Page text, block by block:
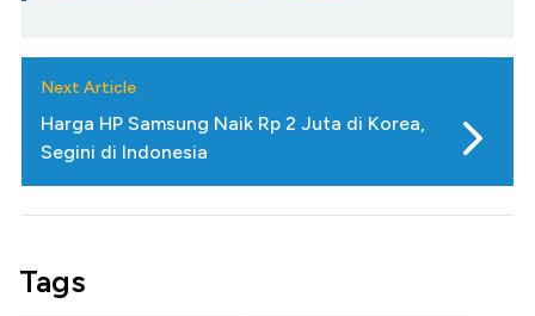
Next Article
Harga HP Samsung Naik Rp 2 Juta di Korea,
Segini di Indonesia
Tags